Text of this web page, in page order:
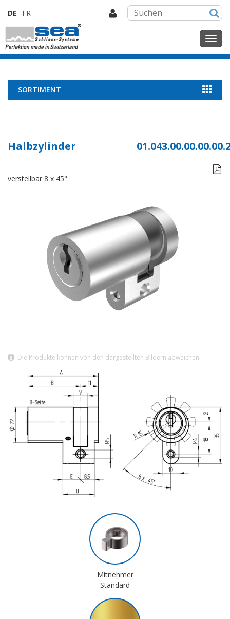
DE FR
SORTIMENT
Halbzylinder

verstellbar 8 x 45°
Die Produkte können von den dargestellten Bildern abweichen
Mitnehmer
Standard